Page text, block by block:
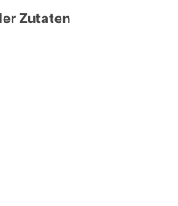
Zutaten